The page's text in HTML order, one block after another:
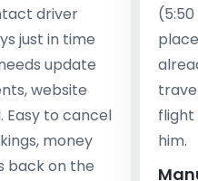
driver
just in time
update
website
Easy to cancel
money
back on the
flight
him.